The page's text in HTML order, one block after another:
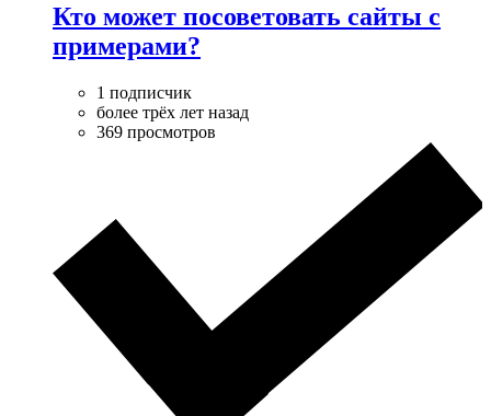
Кто может посоветовать сайты с
примерами?
1 подписчик
более трёх лет назад
369 просмотров